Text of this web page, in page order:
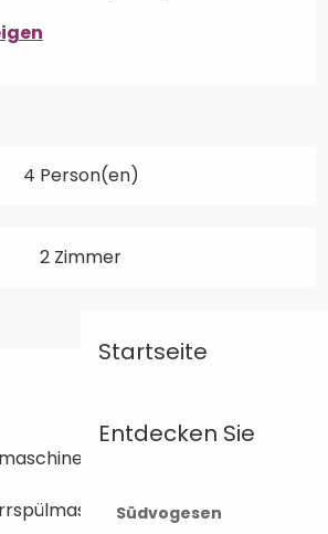
Startseite
Entdecken Sie
Südvogesen
4 Person(en)
2 Zimmer